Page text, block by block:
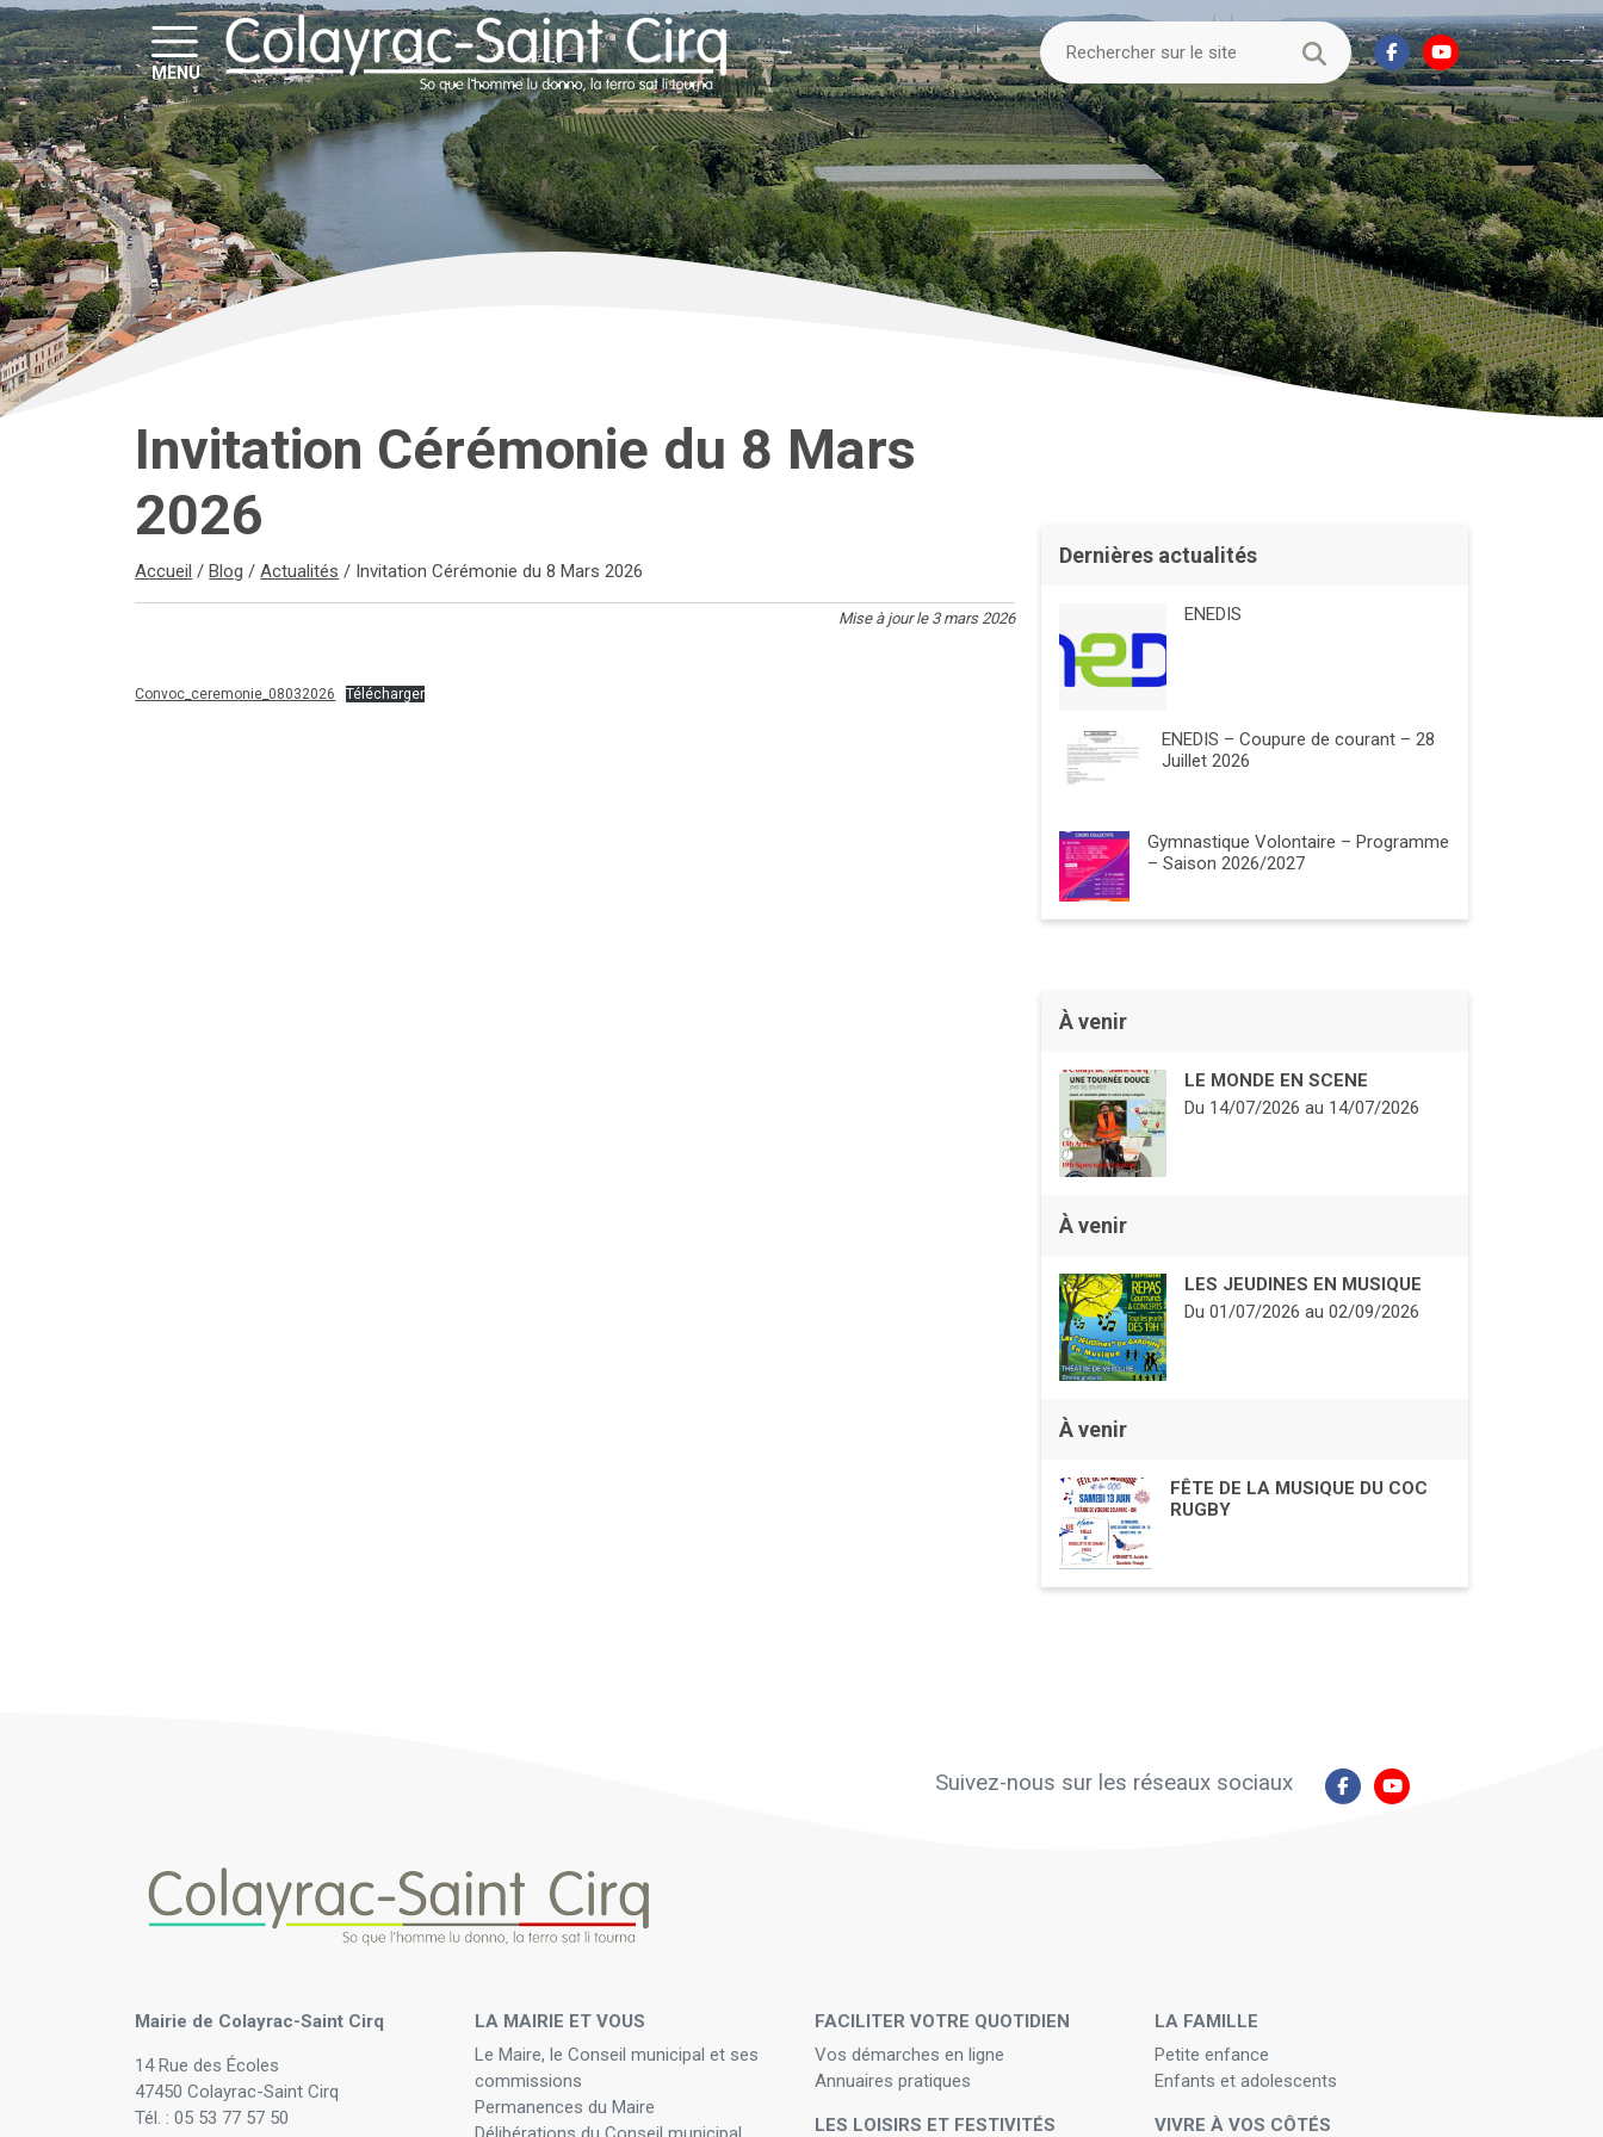
MENU
Invitation Cérémonie du 8 Mars
2026
Accueil /Blog /Actualités / Invitation Cérémonie du 8 Mars 2026
Mise à jour le 3 mars 2026
Convoc_ceremonie_08032026 Télécharger
Dernières actualités
ENEDIS
ENEDIS – Coupure de courant – 28
Juillet 2026
Gymnastique Volontaire – Programme
– Saison 2026/2027
À venir
LE MONDE EN SCENE
Du 14/07/2026au 14/07/2026
À venir
LES JEUDINES EN MUSIQUE
Du 01/07/2026au 02/09/2026
À venir
FÊTE DE LA MUSIQUE DU COC
RUGBY
Suivez-nous sur les réseaux sociaux
Mairie de Colayrac-Saint Cirq
14 Rue des Écoles
47450 Colayrac-Saint Cirq
Tél. : 05 53 77 57 50
LA MAIRIE ET VOUS
Le Maire, le Conseil municipal et ses
commissions
Permanences du Maire
FACILITER VOTRE QUOTIDIEN
Vos démarches en ligne
Annuaires pratiques
LES LOISIRS ET FESTIVITÉS
LA FAMILLE
Petite enfance
Enfants et adolescents
VIVRE À VOS CÔTÉS